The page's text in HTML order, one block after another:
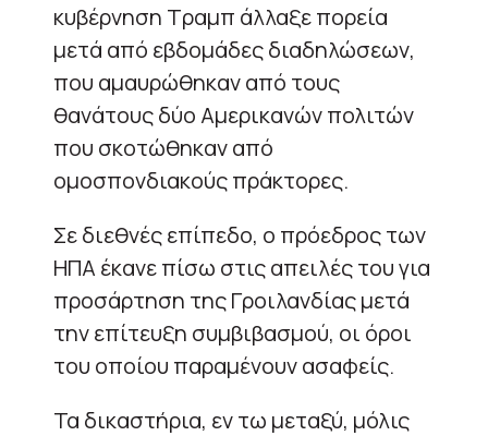
κυβέρνηση Τραμπ άλλαξε πορεία
μετά από εβδομάδες διαδηλώσεων,
που αμαυρώθηκαν από τους
θανάτους δύο Αμερικανών πολιτών
που σκοτώθηκαν από
ομοσπονδιακούς πράκτορες.
Σε διεθνές επίπεδο, ο πρόεδρος των
ΗΠΑ έκανε πίσω στις απειλές του για
προσάρτηση της Γροιλανδίας μετά
την επίτευξη συμβιβασμού, οι όροι
του οποίου παραμένουν ασαφείς.
Τα δικαστήρια, εν τω μεταξύ, μόλις